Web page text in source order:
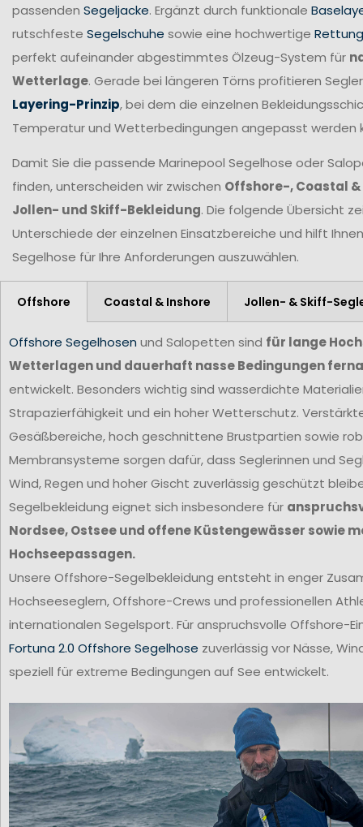
passenden Segeljacke. Ergänzt durch funktionale
rutschfeste Segelschuhe sowie eine hochwertige
perfekt aufeinander abgestimmtes Ölzeug-System für
Wetterlage. Gerade bei längeren Törns profitieren
Layering-Prinzip, bei dem die einzelnen
Temperatur und Wetterbedingungen angepasst werden
Damit Sie die passende Marinepool Segelhose oder
finden, unterscheiden wir zwischen Offshore-, Coastal
Jollen- und Skiff-Bekleidung. Die folgende Übersicht
Unterschiede der einzelnen Einsatzbereiche und hilft
Segelhose für Ihre Anforderungen auszuwählen.
Offshore Coastal & Inshore Jollen- & Skiff-
Offshore Segelhosen und Salopetten sind für lange
Wetterlagen und dauerhaft nasse Bedingungen
entwickelt. Besonders wichtig sind wasserdichte
Strapazierfähigkeit und ein hoher Wetterschutz.
Gesäßbereiche, hoch geschnittene Brustpartien sowie
Membransysteme sorgen dafür, dass Seglerinnen und
Wind, Regen und hoher Gischt zuverlässig geschützt
Segelbekleidung eignet sich insbesondere für
Nordsee, Ostsee und offene Küstengewässer sowie
Hochseepassagen.
Unsere Offshore-Segelbekleidung entsteht in enger
Hochseeseglern, Offshore-Crews und professionellen
internationalen Segelsport. Für anspruchsvolle Offshore-
Fortuna 2.0 Offshore Segelhose zuverlässig vor Nässe,
speziell für extreme Bedingungen auf See entwickelt.